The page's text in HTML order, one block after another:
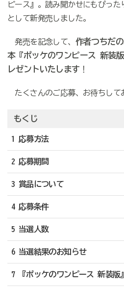
ピース』。読み聞かせにもぴっ
として新発売しました。
発売を記念して、 作者つちだ
本『ポッケのワンピース 新装
レゼントいたします ！
たくさんのご応募、お待ちして
もくじ
1 応募方法
2 応募期間
3 賞品について
4 応募条件
5 当選人数
6 当選結果のお知らせ
7 『ポッケのワンピース 新装版